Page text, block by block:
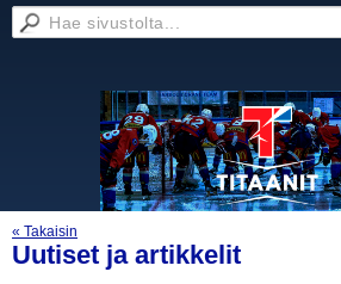
« Takaisin
Uutiset ja artikkelit